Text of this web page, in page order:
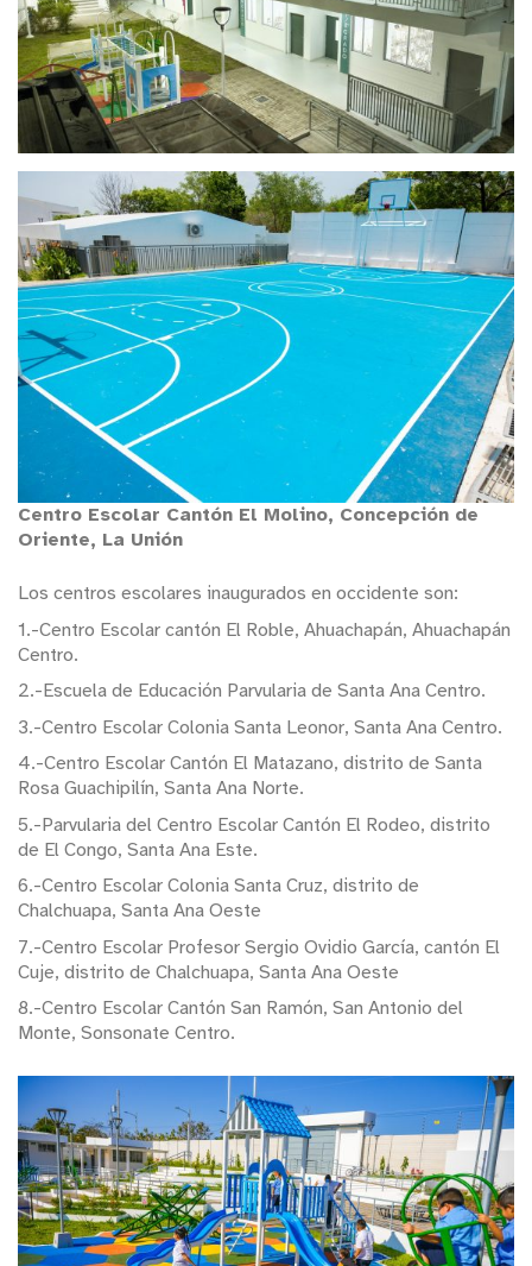
Centro Escolar Cantón El Molino, Concepción de
Oriente, La Unión
Los centros escolares inaugurados en occidente son:
1.-Centro Escolar cantón El Roble, Ahuachapán, Ahuachapán
Centro.
2.-Escuela de Educación Parvularia de Santa Ana Centro.
3.-Centro Escolar Colonia Santa Leonor, Santa Ana Centro.
4.-Centro Escolar Cantón El Matazano, distrito de Santa
Rosa Guachipilín, Santa Ana Norte.
5.-Parvularia del Centro Escolar Cantón El Rodeo, distrito
de El Congo, Santa Ana Este.
6.-Centro Escolar Colonia Santa Cruz, distrito de
Chalchuapa, Santa Ana Oeste
7.-Centro Escolar Profesor Sergio Ovidio García, cantón El
Cuje, distrito de Chalchuapa, Santa Ana Oeste
8.-Centro Escolar Cantón San Ramón, San Antonio del
Monte, Sonsonate Centro.